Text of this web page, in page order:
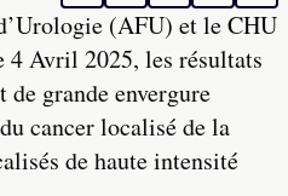
(AFU) et le CHU
4 Avril 2025, les résultats
grande envergure
cancer localisé de la
de haute intensité